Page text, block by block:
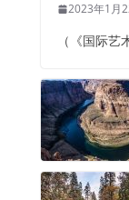
2023年1月
（《国际